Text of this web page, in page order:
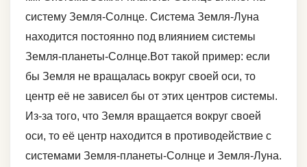
систему Земля-Солнце. Система Земля-Луна
находится постоянно под влиянием системы
Земля-планеты-Солнце.Вот такой пример: если
бы Земля не вращалась вокруг своей оси, то
центр её не зависел бы от этих центров системы.
Из-за того, что Земля вращается вокруг своей
оси, то её центр находится в противодействие с
системами Земля-планеты-Солнце и Земля-Луна.